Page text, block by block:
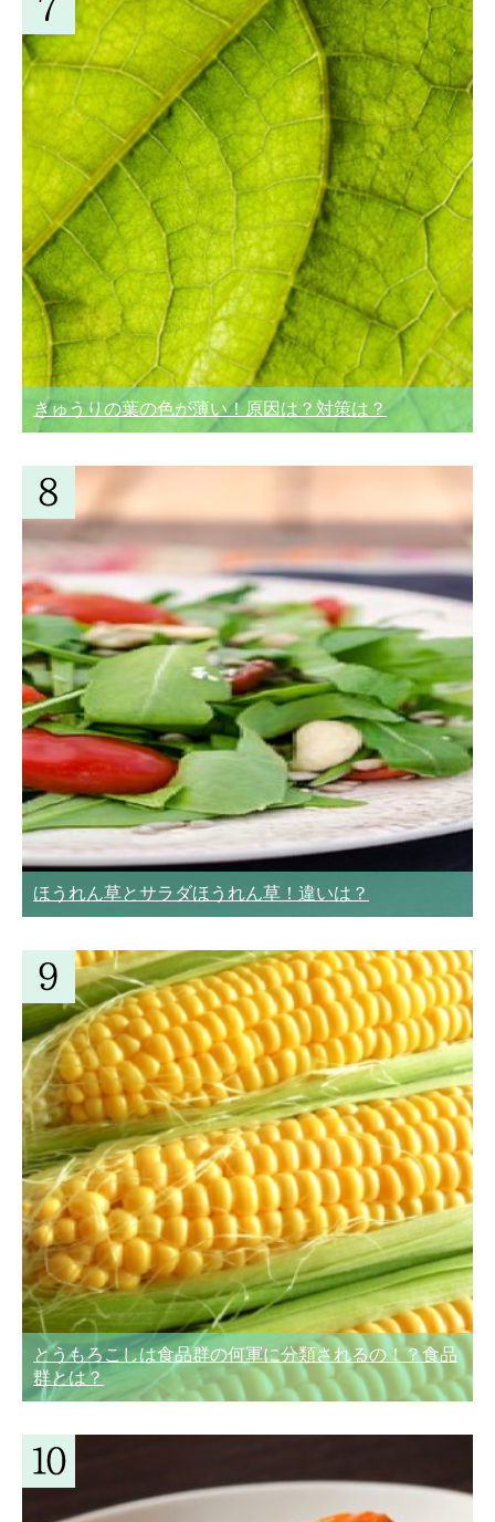
きゅうりの葉の色が薄い！原因は？対策は？
ほうれん草とサラダほうれん草！違いは？
とうもろこしは食品群の何軍に分類されるの！？食品
群とは？